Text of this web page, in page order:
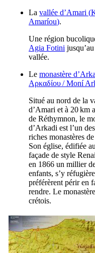
La vallée d’Amari (
Amaríou).
Une région
Agia Fotini jusqu’au
vallée.
Le monastère
Αρκαδίου/Moní
Situé au nord de la
d’Amari et à 20 km
de Réthymnon, le
d’Arkadi est l’un
riches monastères
Son église, édifiée au
façade de style
en 1866 un millier
enfants, s’y
préférèrent périr en
rendre. Le
crétois.